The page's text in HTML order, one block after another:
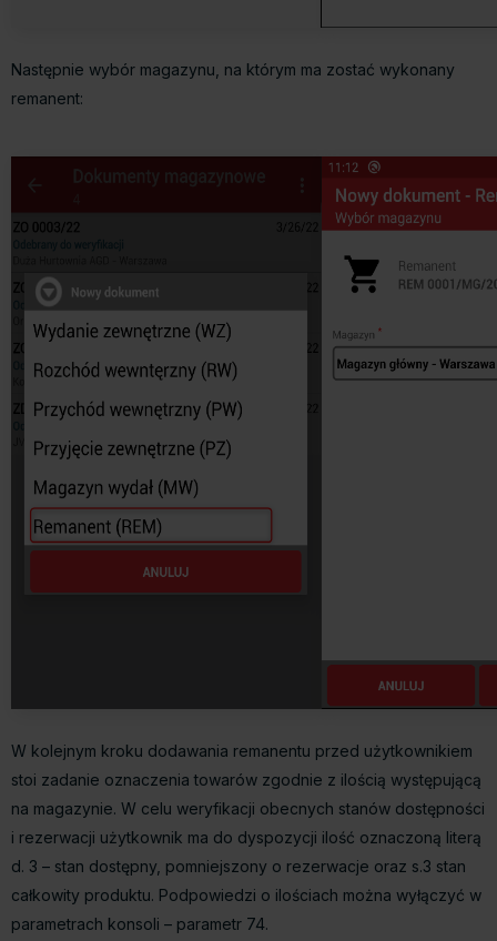
Następnie wybór magazynu, na którym ma zostać wykonany
remanent:
W kolejnym kroku dodawania remanentu przed użytkownikiem
stoi zadanie oznaczenia towarów zgodnie z ilością występującą
na magazynie. W celu weryfikacji obecnych stanów dostępności
i rezerwacji użytkownik ma do dyspozycji ilość oznaczoną literą
d. 3 – stan dostępny, pomniejszony o rezerwacje oraz s.3 stan
całkowity produktu. Podpowiedzi o ilościach można wyłączyć w
parametrach konsoli – parametr 74.